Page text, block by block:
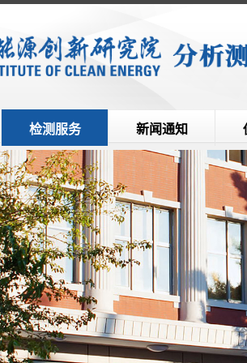
检测服务 新闻通知